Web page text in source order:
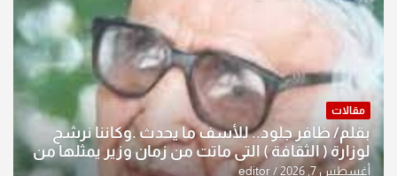
مقالات
بقلم/ ظافر جلود.. للأسف ما يحدث .وكاننا نرشح
لوزارة ( الثقافة ) التي ماتت من زمان وزير يمثلها من
النخبة والإرث العظيم للثقافة العراقية..
أغسطس 7, 2026 editor